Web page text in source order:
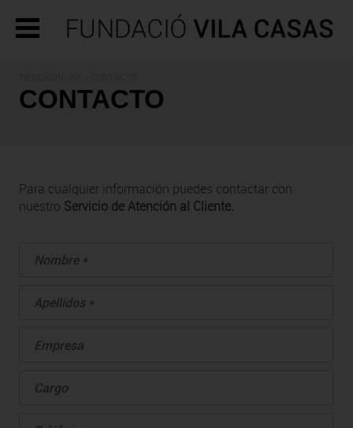
CONTACTO
Para cualquier información puedes contactar con
nuestro Servicio de Atención al Cliente.